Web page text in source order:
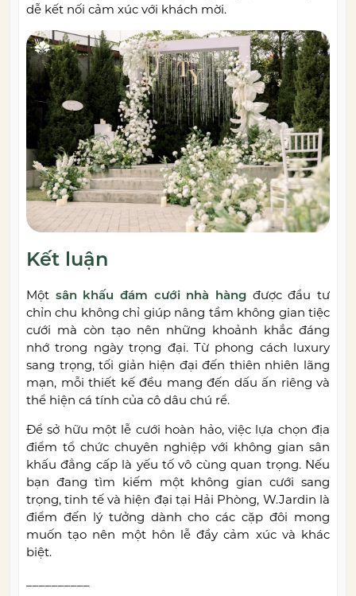
dễ kết nối cảm xúc với khách mời.
Kết luận
Một sân khấu đám cưới nhà hàng được đầu tư
chỉn chu không chỉ giúp nâng tầm không gian tiệc
cưới mà còn tạo nên những khoảnh khắc đáng
nhớ trong ngày trọng đại. Từ phong cách luxury
sang trọng, tối giản hiện đại đến thiên nhiên lãng
mạn, mỗi thiết kế đều mang đến dấu ấn riêng và
thể hiện cá tính của cô dâu chú rể.
Để sở hữu một lễ cưới hoàn hảo, việc lựa chọn địa
điểm tổ chức chuyên nghiệp với không gian sân
khấu đẳng cấp là yếu tố vô cùng quan trọng. Nếu
bạn đang tìm kiếm một không gian cưới sang
trọng, tinh tế và hiện đại tại Hải Phòng, W.Jardin là
điểm đến lý tưởng dành cho các cặp đôi mong
muốn tạo nên một hôn lễ đầy cảm xúc và khác
biệt.